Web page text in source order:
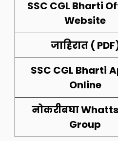
SSC CGL Bharti
Website
जाहिरात (
SSC CGL Bharti
Online
नोकरीबघा
Group